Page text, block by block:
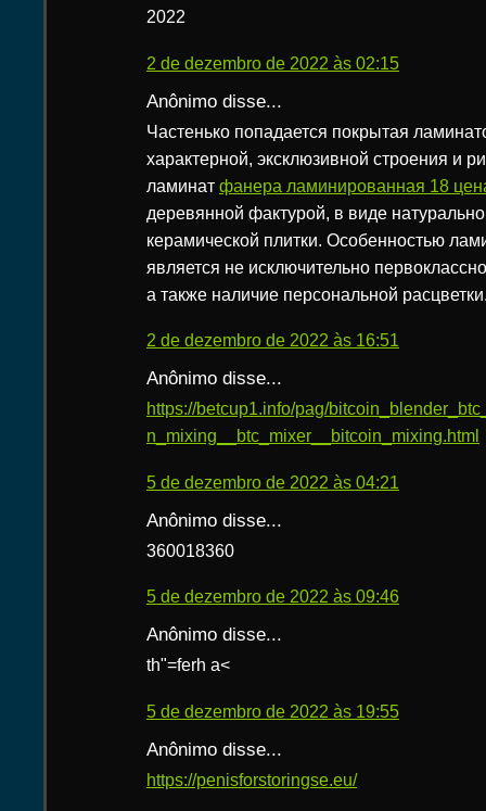
2022
2 de dezembro de 2022 às 02:15
Anônimo disse...
Частенько попадается покрытая
характерной, эксклюзивной строения и
ламинат фанера ламинированная 18
деревянной фактурой, в виде
керамической плитки. Особенностью
является не исключительно
а также наличие персональной
2 de dezembro de 2022 às 16:51
Anônimo disse...
https://betcup1.info/pag/
n_mixing__btc_mixer__bitcoin_mixing.html
5 de dezembro de 2022 às 04:21
Anônimo disse...
360018360
5 de dezembro de 2022 às 09:46
Anônimo disse...
th"=ferh a<
5 de dezembro de 2022 às 19:55
Anônimo disse...
https://penisforstoringse.eu/